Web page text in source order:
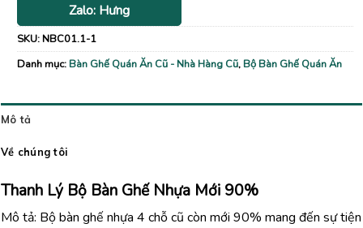
Zalo: Hưng
SKU:NBC01.1-1
Danh mục:Bàn Ghế Quán Ăn Cũ - Nhà Hàng Cũ,Bộ Bàn Ghế Quán Ăn
Mô tả
Về chúng tôi
Thanh Lý Bộ Bàn Ghế Nhựa Mới 90%
Mô tả: Bộ bàn ghế nhựa 4 chỗ cũ còn mới 90% mang đến sự tiện